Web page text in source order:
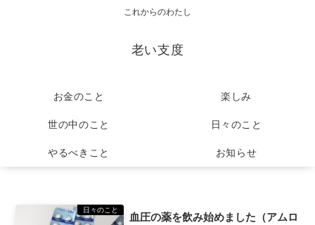
これからのわたし
老い支度
お金のこと 楽しみ
世の中のこと 日々のこと
やるべきこと お知らせ
日々のこと
血圧の薬を飲み始めました（アムロ